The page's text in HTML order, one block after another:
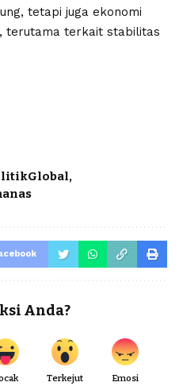
tetapi juga ekonomi
terutama terkait stabilitas
,
Anda?
Terkejut Emosi